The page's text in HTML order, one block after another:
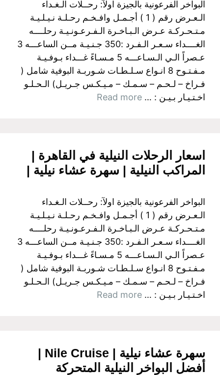
البواخر الفرعونية بالجيزة اولآ: رحــلات الـغـداء
الـعـرض رقم ( 1 ) أجـمـل وافـخـم رحـلـة نـيـلـيـة
مـتـحـركـة عـرض الـبـاخـرة الـفـرعـونـيـة رحلــــه
الغــــداء سـعـر الـفـرد :350 جـنـيـة مــن الساعـــه 3
عـصراً الـي الـسـاعـــه 5 مـسـاءً غـــداء بـوفـيـة
مـفـتـوح 8 انـواع سـلـطـات شـوربـة البوفية شامل (
فـراخ – لـحـم – سـمـك – مـيـكـس جـريـل) الـحـلـو
اخـتـيـار بـيـن : … Read more
اسعار الرحلات النيلية في القاهرة |
المراكب النيلية | سهرة عشاء نيلية |
البواخر الفرعونية بالجيزة اولآ: رحــلات الـغـداء
الـعـرض رقم ( 1 ) أجـمـل وافـخـم رحـلـة نـيـلـيـة
مـتـحـركـة عـرض الـبـاخـرة الـفـرعـونـيـة رحلــــه
الغــــداء سـعـر الـفـرد :350 جـنـيـة مــن الساعـــه 3
عـصراً الـي الـسـاعـــه 5 مـسـاءً غـــداء بـوفـيـة
مـفـتـوح 8 انـواع سـلـطـات شـوربـة البوفية شامل (
فـراخ – لـحـم – سـمـك – مـيـكـس جـريـل) الـحـلـو
اخـتـيـار بـيـن : … Read more
سهرة عشاء نيلية | Nile Cruise |
أفضل البواخر النيلية المتحركة